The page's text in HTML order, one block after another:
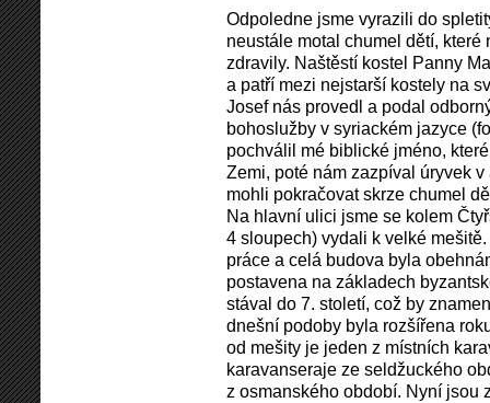
Odpoledne jsme vyrazili do
neustále motal chumel dětí,
zdravily. Naštěstí kostel Panny
a patří mezi nejstarší kostely na
Josef nás provedl a podal
bohoslužby v syriackém jazyce
pochválil mé biblické jméno,
Zemi, poté nám zazpíval úryvek
mohli pokračovat skrze chumel
Na hlavní ulici jsme se kolem
4 sloupech) vydali k velké
práce a celá budova byla
postavena na základech
stával do 7. století, což by
dnešní podoby byla rozšířena
od mešity je jeden z místních
karavanseraje ze seldžuckého
z osmanského období. Nyní jsou